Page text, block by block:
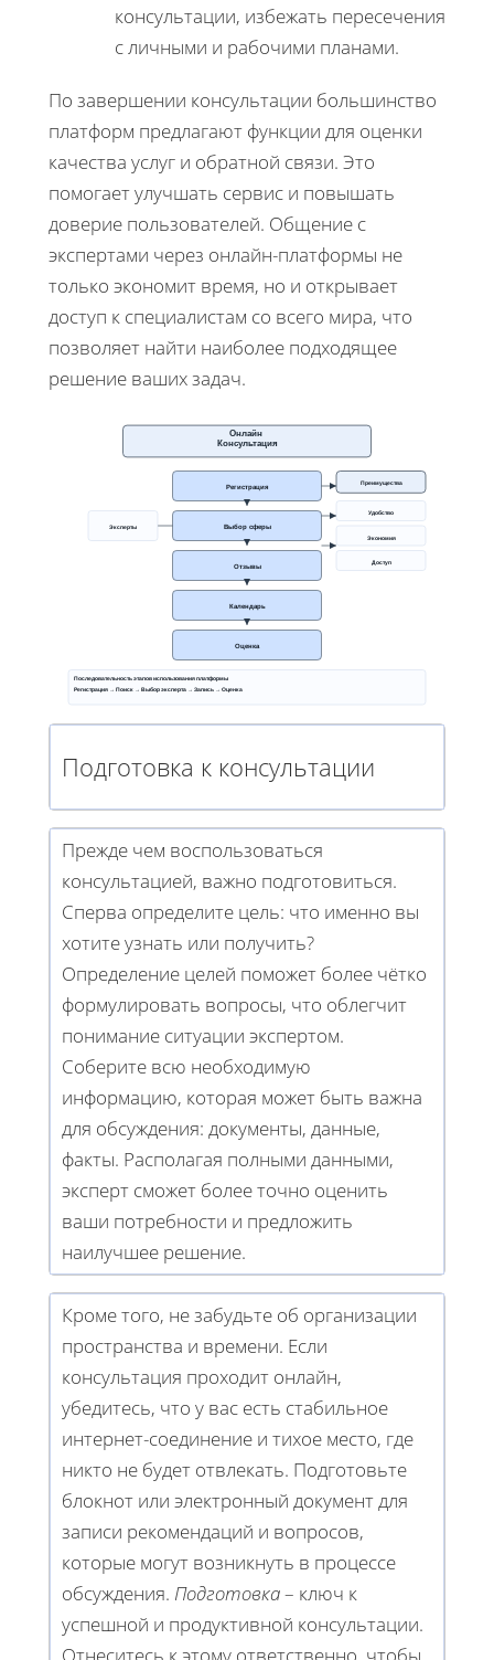
консультации, избежать пересечения
с личными и рабочими планами.
По завершении консультации большинство
платформ предлагают функции для оценки
качества услуг и обратной связи. Это
помогает улучшать сервис и повышать
доверие пользователей. Общение с
экспертами через онлайн-платформы не
только экономит время, но и открывает
доступ к специалистам со всего мира, что
позволяет найти наиболее подходящее
решение ваших задач.
Онлайн
Консультация
Регистрация
Выбор сферы
Эксперты
Отзывы
Календарь
Оценка
Преимущества
Удобство
Экономия
Доступ
Последовательность этапов использования платформы
Регистрация → Поиск → Выбор эксперта → Запись → Оценка
Подготовка к консультации
Прежде чем воспользоваться
консультацией, важно подготовиться.
Сперва определите цель: что именно вы
хотите узнать или получить?
Определение целей поможет более чётко
формулировать вопросы, что облегчит
понимание ситуации экспертом.
Соберите всю необходимую
информацию, которая может быть важна
для обсуждения: документы, данные,
факты. Располагая полными данными,
эксперт сможет более точно оценить
ваши потребности и предложить
наилучшее решение.
Кроме того, не забудьте об организации
пространства и времени. Если
консультация проходит онлайн,
убедитесь, что у вас есть стабильное
интернет-соединение и тихое место, где
никто не будет отвлекать. Подготовьте
блокнот или электронный документ для
записи рекомендаций и вопросов,
которые могут возникнуть в процессе
обсуждения. Подготовка– ключ к
успешной и продуктивной консультации.
Отнеситесь к этому ответственно, чтобы